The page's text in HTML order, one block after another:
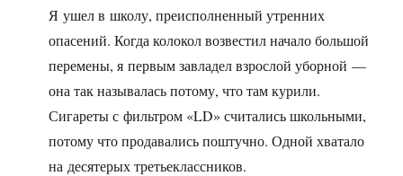
Я ушел в школу, преисполненный утренних
опасений. Когда колокол возвестил начало большой
перемены, я первым завладел взрослой уборной —
она так называлась потому, что там курили.
Сигареты с фильтром «LD» считались школьными,
потому что продавались поштучно. Одной хватало
на десятерых третьеклассников.